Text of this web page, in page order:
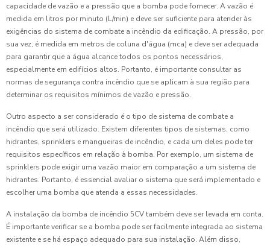
capacidade de vazão e a pressão que a bomba pode fornecer. A vazão é
medida em litros por minuto (L/min) e deve ser suficiente para atender às
exigências do sistema de combate a incêndio da edificação. A pressão, por
sua vez, é medida em metros de coluna d'água (mca) e deve ser adequada
para garantir que a água alcance todos os pontos necessários,
especialmente em edifícios altos. Portanto, é importante consultar as
normas de segurança contra incêndio que se aplicam à sua região para
determinar os requisitos mínimos de vazão e pressão.
Outro aspecto a ser considerado é o tipo de sistema de combate a
incêndio que será utilizado. Existem diferentes tipos de sistemas, como
hidrantes, sprinklers e mangueiras de incêndio, e cada um deles pode ter
requisitos específicos em relação à bomba. Por exemplo, um sistema de
sprinklers pode exigir uma vazão maior em comparação a um sistema de
hidrantes. Portanto, é essencial avaliar o sistema que será implementado e
escolher uma bomba que atenda a essas necessidades.
A instalação da bomba de incêndio 5CV também deve ser levada em conta.
É importante verificar se a bomba pode ser facilmente integrada ao sistema
existente e se há espaço adequado para sua instalação. Além disso,